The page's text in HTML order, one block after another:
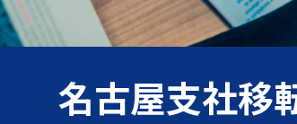
名古屋支社移